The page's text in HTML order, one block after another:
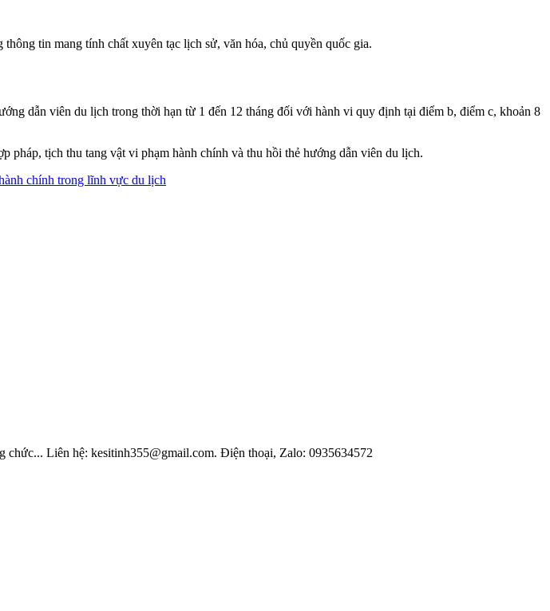
tin mang tính chất xuyên tạc lịch sử, văn hóa, chủ quyền quốc gia.
dẫn viên du lịch trong thời hạn từ 1 đến 12 tháng đối với hành vi quy định tại điểm b, điểm c, khoản 8
pháp, tịch thu tang vật vi phạm hành chính và thu hồi thẻ hướng dẫn viên du lịch.
chính trong lĩnh vực du lịch
Liên hệ: kesitinh355@gmail.com. Điện thoại, Zalo: 0935634572